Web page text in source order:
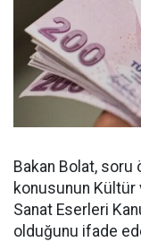
Bakan Bolat, soru
konusunun Kültür
Sanat Eserleri
olduğunu ifade